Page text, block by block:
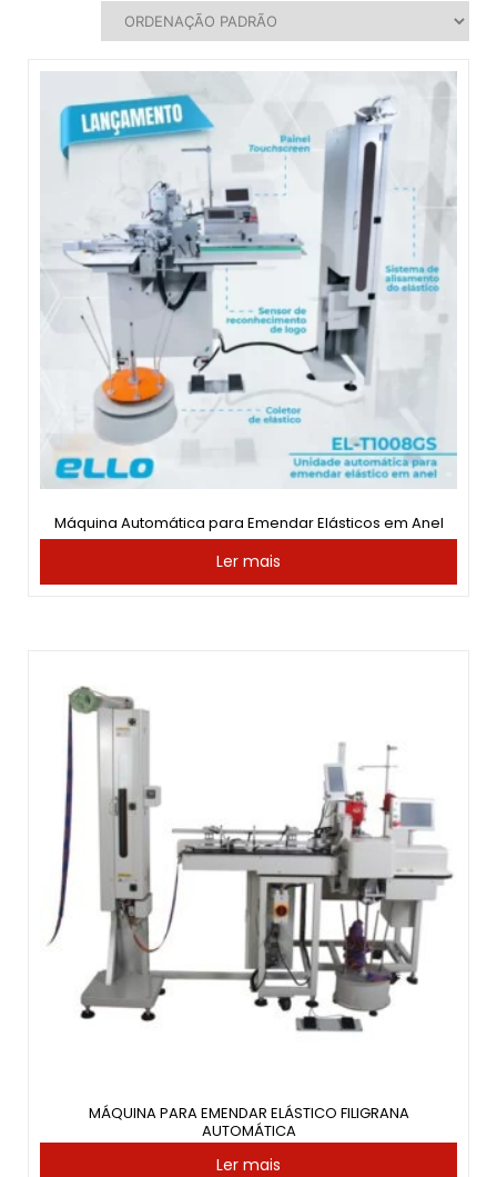
Máquina Automática para Emendar Elásticos em Anel
Ler mais
MÁQUINA PARA EMENDAR ELÁSTICO FILIGRANA
AUTOMÁTICA
Ler mais